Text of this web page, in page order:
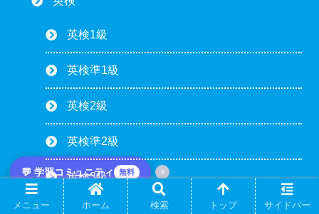
💬 学習コミュニティ 無料 ×
英検1級
英検準1級
英検2級
英検準2級
英検3級
メニュー ホーム 検索 トップ サイドバー